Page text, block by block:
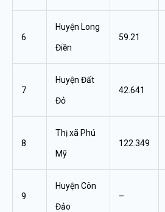
6
Huyện Long
Điền
59.21
7
Huyện Đất
Đỏ
42.641
8
Thị xã Phú
Mỹ
122.349
9
Huyện Côn
Đảo
–